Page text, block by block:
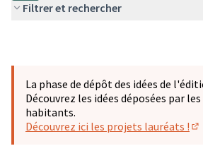
Filtrer et rechercher
La phase de dépôt des idées de
Découvrez les idées déposées par
habitants.
Découvrez ici les projets lauréats !